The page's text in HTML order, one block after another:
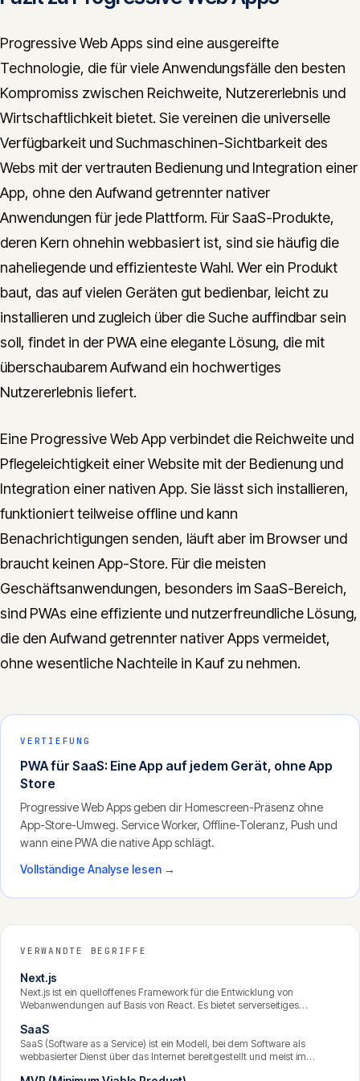
Progressive Web Apps sind eine ausgereifte
Technologie, die für viele Anwendungsfälle den besten
Kompromiss zwischen Reichweite, Nutzererlebnis und
Wirtschaftlichkeit bietet. Sie vereinen die universelle
Verfügbarkeit und Suchmaschinen-Sichtbarkeit des
Webs mit der vertrauten Bedienung und Integration einer
App, ohne den Aufwand getrennter nativer
Anwendungen für jede Plattform. Für SaaS-Produkte,
deren Kern ohnehin webbasiert ist, sind sie häufig die
naheliegende und effizienteste Wahl. Wer ein Produkt
baut, das auf vielen Geräten gut bedienbar, leicht zu
installieren und zugleich über die Suche auffindbar sein
soll, findet in der PWA eine elegante Lösung, die mit
überschaubarem Aufwand ein hochwertiges
Nutzererlebnis liefert.
Eine Progressive Web App verbindet die Reichweite und
Pflegeleichtigkeit einer Website mit der Bedienung und
Integration einer nativen App. Sie lässt sich installieren,
funktioniert teilweise offline und kann
Benachrichtigungen senden, läuft aber im Browser und
braucht keinen App-Store. Für die meisten
Geschäftsanwendungen, besonders im SaaS-Bereich,
sind PWAs eine effiziente und nutzerfreundliche Lösung,
die den Aufwand getrennter nativer Apps vermeidet,
ohne wesentliche Nachteile in Kauf zu nehmen.
VERTIEFUNG
PWA für SaaS: Eine App auf jedem Gerät, ohne App
Store
Progressive Web Apps geben dir Homescreen-Präsenz ohne
App-Store-Umweg. Service Worker, Offline-Toleranz, Push und
wann eine PWA die native App schlägt.
Vollständige Analyse lesen →
VERWANDTE BEGRIFFE
Next.js
Next.js ist ein quelloffenes Framework für die Entwicklung von
Webanwendungen auf Basis von React. Es bietet serverseitiges
Schicht und gilt als eine der beliebtesten Grundlagen für moderne,
schnelle und suchmaschinenfreundliche Webanwendungen.
SaaS
SaaS (Software as a Service) ist ein Modell, bei dem Software als
webbasierter Dienst über das Internet bereitgestellt und meist im